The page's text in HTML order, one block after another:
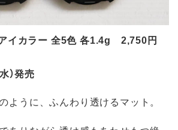
イカラー 全5色 各1.4g 2,750円
）発売
ように、ふんわり透けるマット。